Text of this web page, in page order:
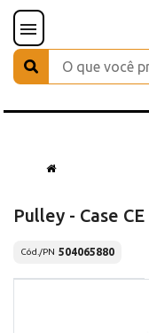
Pulley - Case CE
Cód./PN 504065880